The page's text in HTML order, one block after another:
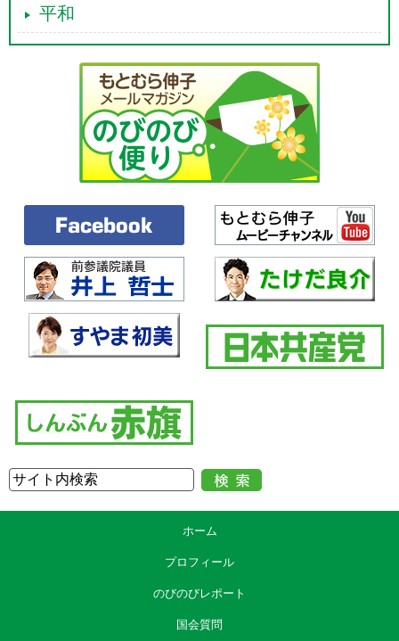
平和
ホーム
プロフィール
のびのびレポート
国会質問